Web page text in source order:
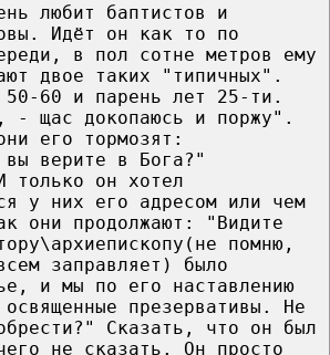
любит баптистов и
Идёт он как то по
в пол сотне метров ему
двое таких "типичных".
50-60 и парень лет 25-ти.
- щас докопаюсь и поржу".
его тормозят:
вы верите в Бога?"
только он хотел
у них его адресом или чем
они продолжают: "Видите
помню,
заправляет) было
и мы по его наставлению
освященные презервативы. Не
Сказать, что он был
не сказать. Он просто